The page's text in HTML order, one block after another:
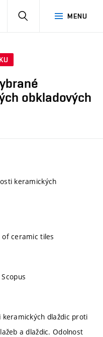
MENU
obkladových
keramických
ceramic tiles
dlaždic proti
a dlaždic. Odolnost